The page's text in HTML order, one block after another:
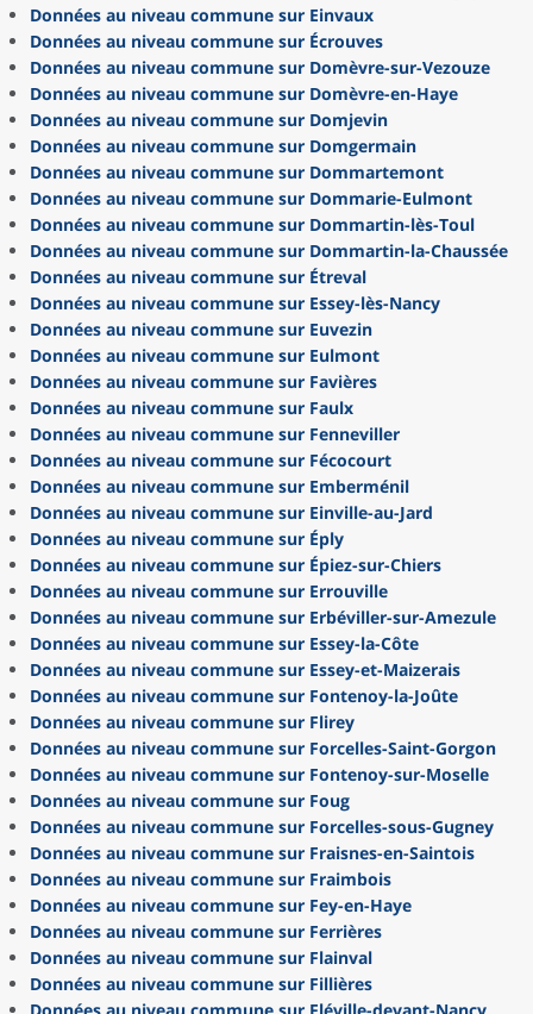
Données au niveau commune sur Einvaux
Données au niveau commune sur Écrouves
Données au niveau commune sur Domèvre-sur-Vezouze
Données au niveau commune sur Domèvre-en-Haye
Données au niveau commune sur Domjevin
Données au niveau commune sur Domgermain
Données au niveau commune sur Dommartemont
Données au niveau commune sur Dommarie-Eulmont
Données au niveau commune sur Dommartin-lès-Toul
Données au niveau commune sur Dommartin-la-Chaussée
Données au niveau commune sur Étreval
Données au niveau commune sur Essey-lès-Nancy
Données au niveau commune sur Euvezin
Données au niveau commune sur Eulmont
Données au niveau commune sur Favières
Données au niveau commune sur Faulx
Données au niveau commune sur Fenneviller
Données au niveau commune sur Fécocourt
Données au niveau commune sur Emberménil
Données au niveau commune sur Einville-au-Jard
Données au niveau commune sur Éply
Données au niveau commune sur Épiez-sur-Chiers
Données au niveau commune sur Errouville
Données au niveau commune sur Erbéviller-sur-Amezule
Données au niveau commune sur Essey-la-Côte
Données au niveau commune sur Essey-et-Maizerais
Données au niveau commune sur Fontenoy-la-Joûte
Données au niveau commune sur Flirey
Données au niveau commune sur Forcelles-Saint-Gorgon
Données au niveau commune sur Fontenoy-sur-Moselle
Données au niveau commune sur Foug
Données au niveau commune sur Forcelles-sous-Gugney
Données au niveau commune sur Fraisnes-en-Saintois
Données au niveau commune sur Fraimbois
Données au niveau commune sur Fey-en-Haye
Données au niveau commune sur Ferrières
Données au niveau commune sur Flainval
Données au niveau commune sur Fillières